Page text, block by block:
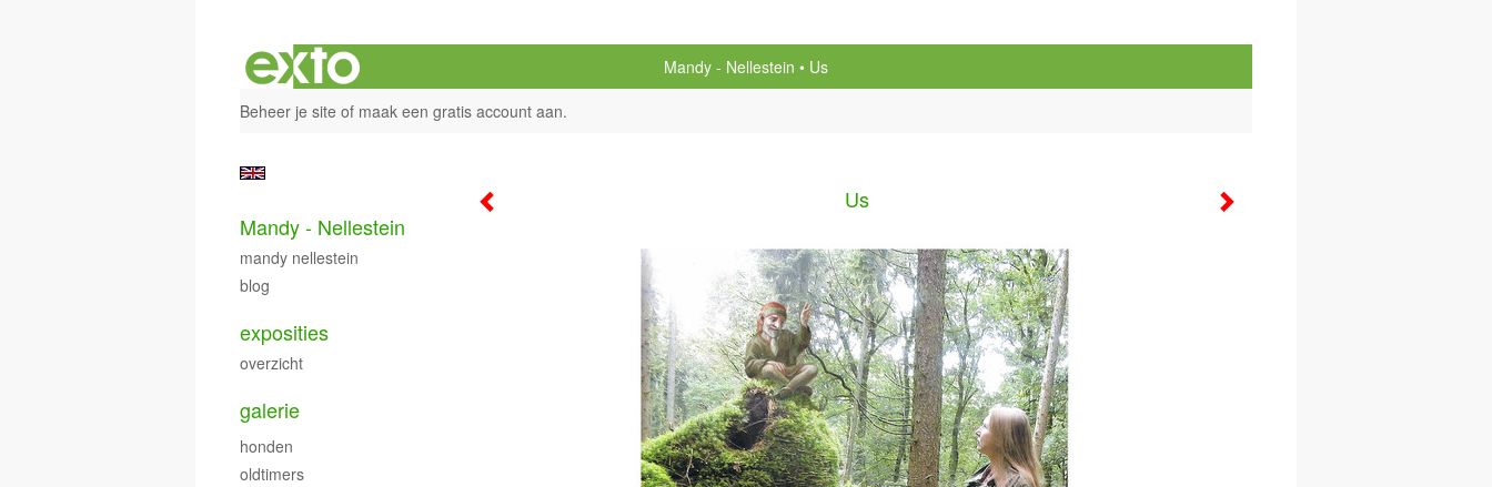
Mandy - Nellestein
Us
Beheer je site of maak een gratis account aan.
Us
Mandy - Nellestein
mandy nellestein
blog
exposities
overzicht
galerie
honden
oldtimers